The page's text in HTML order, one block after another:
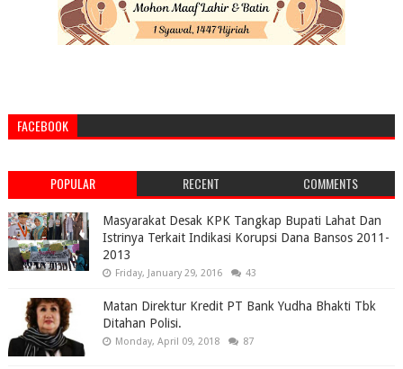
FACEBOOK
POPULAR RECENT COMMENTS
Masyarakat Desak KPK Tangkap Bupati Lahat Dan
Istrinya Terkait Indikasi Korupsi Dana Bansos 2011-
2013
Friday, January 29, 2016 43
Matan Direktur Kredit PT Bank Yudha Bhakti Tbk
Ditahan Polisi.
Monday, April 09, 2018 87